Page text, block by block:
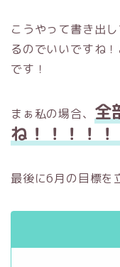
こうやって書き出
るのでいいですね
です！
まぁ私の場合、 全
ね！！！！
最後に6月の目標を